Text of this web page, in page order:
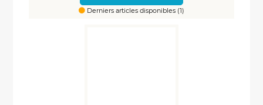
Derniers articles disponibles (1)